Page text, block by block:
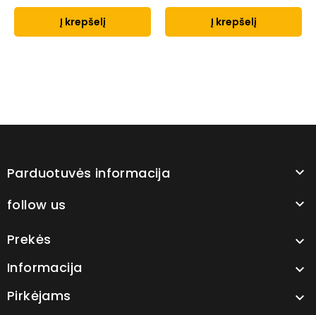
Į krepšelį Į krepšelį
Parduotuvės informacija 
follow us 
Prekės 
Informacija 
Pirkėjams 